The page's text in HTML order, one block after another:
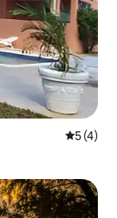
5 de
5 (4)